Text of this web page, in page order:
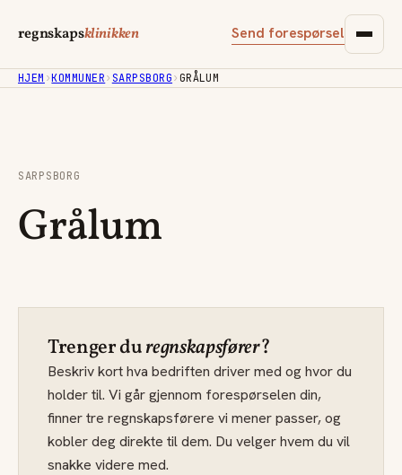
regnskapsklinikken Send forespørsel
HJEM ›KOMMUNER› SARPSBORG›GRÅLUM
SARPSBORG
Grålum
Trenger duregnskapsfører?
Beskriv kort hva bedriften driver med og hvor du
holder til. Vi går gjennom forespørselen din,
finner tre regnskapsførere vi mener passer, og
kobler deg direkte til dem. Du velger hvem du vil
snakke videre med.